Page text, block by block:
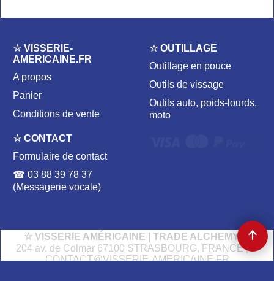
☆ VISSERIE-
AMERICAINE.FR
A propos
Panier
Conditions de vente
☆ OUTILLAGE
Outillage en pouce
Outils de vissage
Outils auto, poids-lourds,
moto
☆ CONTACT
Formulaire de contact
☎ 03 88 39 78 37
(Messagerie vocale)
☆ VISSERIE AMÉRICAINE | TRADE ALCHEMY ☆
204 av. de Colmar 67100 STRASBOURG, FRANCE | ✉
CONTACT@VISSERIE-AMERICAINE.FR